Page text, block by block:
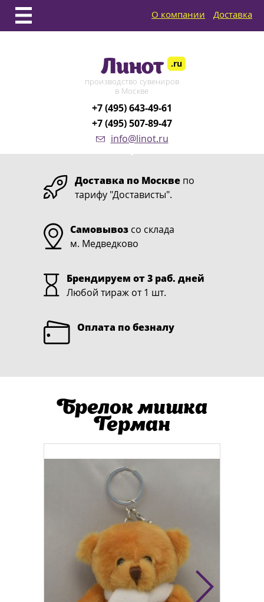
О компании Доставка
Линот .ru
производство сувениров
в Москве
+7 (495) 643-49-61
+7 (495) 507-89-47
info@linot.ru
Доставка по Москве по
тарифу "Достависты".
Самовывоз со склада
м. Медведково
Брендируем от 3 раб. дней
Любой тираж от 1 шт.
Оплата по безналу
Брелок мишка
Герман